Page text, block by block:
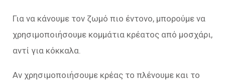
Για να κάνουμε τον ζωμό πιο έντονο, μπορούμε να
χρησιμοποιήσουμε κομμάτια κρέατος από μοσχάρι,
αντί για κόκκαλα.
Αν χρησιμοποιήσουμε κρέας το πλένουμε και το